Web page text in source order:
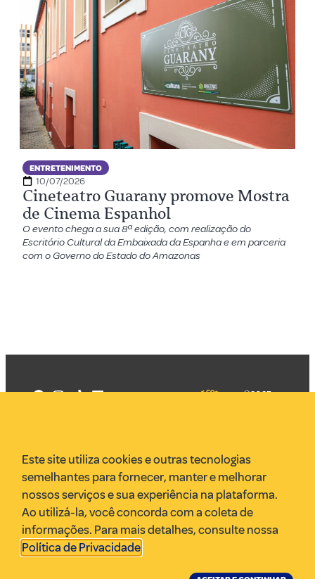
ENTRETENIMENTO
10/07/2026
Cineteatro Guarany promove Mostra
de Cinema Espanhol
O evento chega a sua 8ª edição, com realização do
Escritório Cultural da Embaixada da Espanha e em parceria
com o Governo do Estado do Amazonas
VR Assessoria
Parcerias
Envie uma pauta
Anuncie
©2025
Este site utiliza cookies e outras tecnologias
semelhantes para fornecer, manter e melhorar
nossos serviços e sua experiência na plataforma.
Ao utilizá-la, você concorda com a coleta de
informações. Para mais detalhes, consulte nossa
Política de Privacidade.